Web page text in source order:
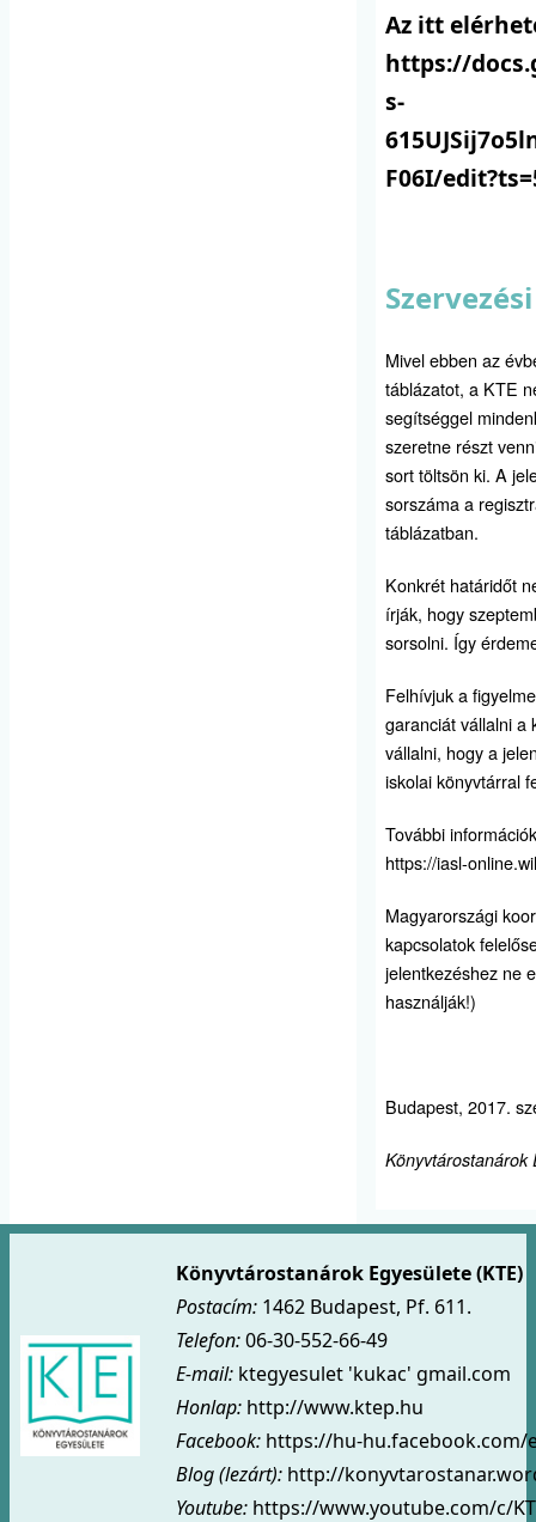
Az itt
https://
s-
F06I/
Mivel ebben az
táblázatot, a KTE
segítséggel
szeretne részt
sort töltsön ki. A
sorszáma a
táblázatban.
Konkrét határidőt
írják, hogy
sorsolni. Így
Felhívjuk a
garanciát vállalni a
vállalni, hogy a
iskolai könyvtárral
További
https://iasl-
Magyarországi
kapcsolatok
jelentkezéshez ne
használják!)
Budapest, 2017.
Könyvtárostanárok
Könyvtárostanárok Egyesülete (KTE)
Postacím: 1462 Budapest, Pf. 611.
Telefon:06-30-552-66-49
E-mail: ktegyesulet 'kukac' gmail.com
Honlap: http://www.ktep.hu
Facebook: https://hu-
Blog (lezárt): http://
Youtube: https://www.youtube.com/c/